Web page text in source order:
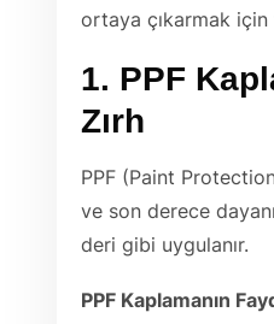
ortaya çıkarmak için
1. PPF
Zırh
PPF (Paint
ve son derece
deri gibi uygulanır.
PPF Kaplamanın